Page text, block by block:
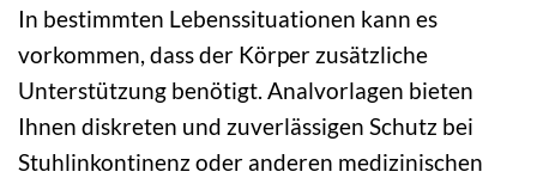
In bestimmten Lebenssituationen kann es
vorkommen, dass der Körper zusätzliche
Unterstützung benötigt. Analvorlagen bieten
Ihnen diskreten und zuverlässigen Schutz bei
Stuhlinkontinenz oder anderen medizinischen